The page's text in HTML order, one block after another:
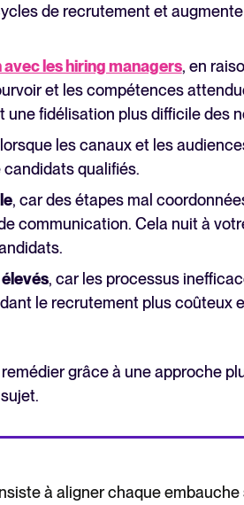
de recrutement et
les hiring managers, en
et les compétences
fidélisation plus difficile des
les canaux et les
candidats qualifiés.
, car des étapes mal
communication. Cela nuit à
, car les processus
le recrutement plus coûteux
grâce à une approche
à aligner chaque